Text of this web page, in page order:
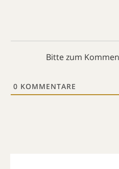
Bitte zum
0 KOMMENTARE